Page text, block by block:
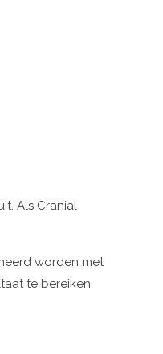
Als Cranial
worden met
te bereiken.